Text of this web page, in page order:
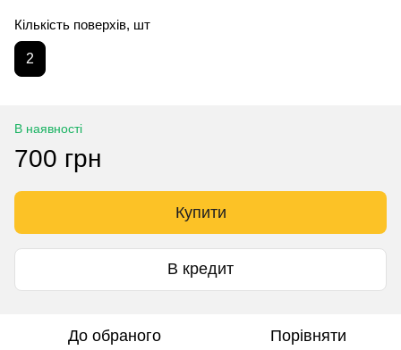
Кількість поверхів, шт
2
В наявності
700 грн
Купити
В кредит
До обраного Порівняти